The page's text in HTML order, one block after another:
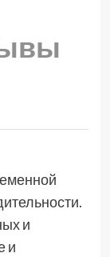
и
и